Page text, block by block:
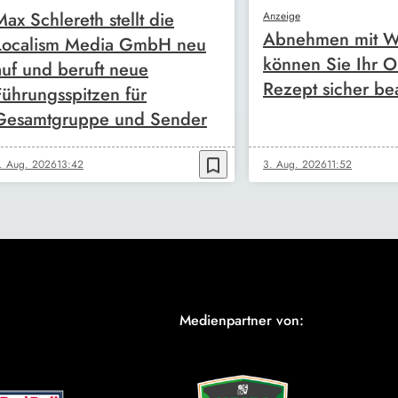
Schlereth stellt die
Media GmbH neu
und beruft neue
für
und Sender
Aug. 202613:42 bookmark_border
Anzeige
Abnehmen mit
können Sie Ihr
Rezept sicher
3. Aug. 202611:52
Medienpartner von: